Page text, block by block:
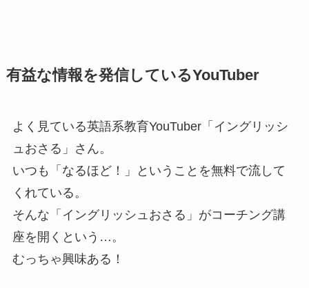
有益な情報を発信しているYouTuber
よく見ている英語系教育YouTuber「イングリッシ
ュおさる」さん。
いつも「なるほど！」ということを無料で流して
くれている。
そんな「イングリッシュおさる」がコーチング講
座を開くという…。
むっちゃ興味ある！